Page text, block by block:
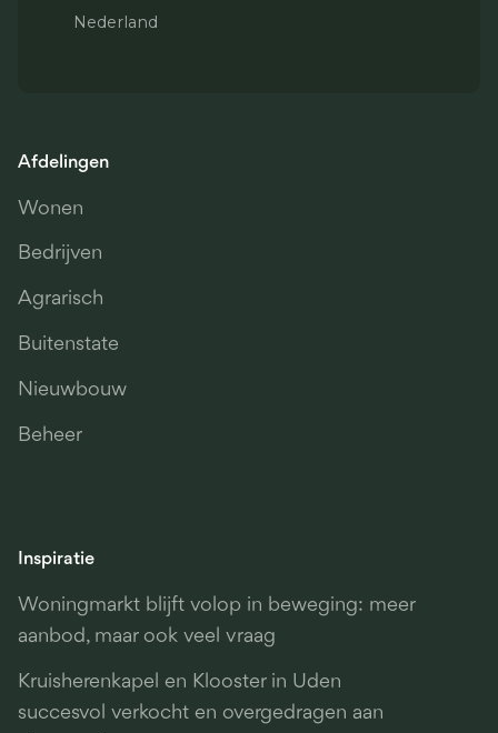
Nederland
Afdelingen
Wonen
Bedrijven
Agrarisch
Buitenstate
Nieuwbouw
Beheer
Inspiratie
Woningmarkt blijft volop in beweging: meer
aanbod, maar ook veel vraag
Kruisherenkapel en Klooster in Uden
succesvol verkocht en overgedragen aan